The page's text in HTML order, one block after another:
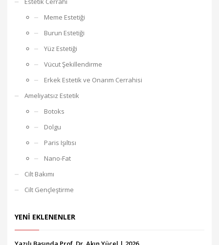
Meme Estetiği
Burun Estetiği
Yüz Estetiği
Vücut Şekillendirme
Erkek Estetik ve Onarım Cerrahisi
Ameliyatsız Estetik
Botoks
Dolgu
Paris Işıltısı
Nano-Fat
Cilt Bakımı
Cilt Gençleştirme
YENI EKLENENLER